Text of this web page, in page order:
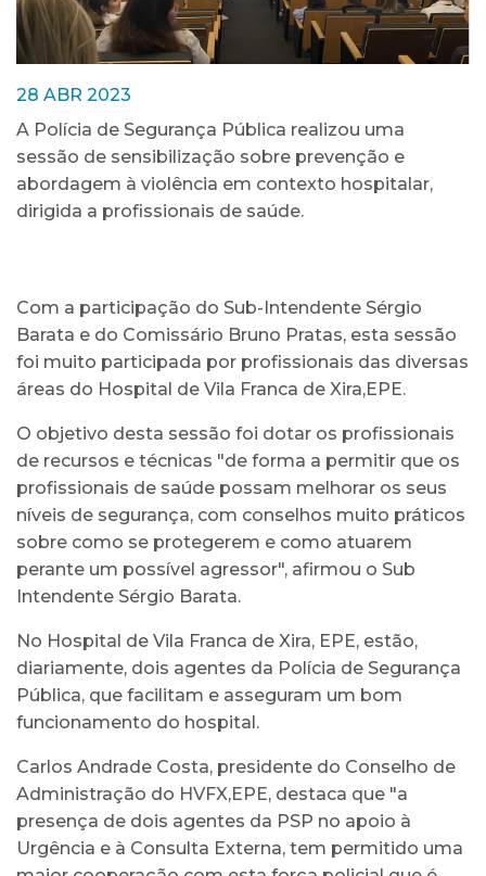
28 ABR 2023
A Polícia de Segurança Pública realizou uma
sessão de sensibilização sobre prevenção e
abordagem à violência em contexto hospitalar,
dirigida a profissionais de saúde.
Com a participação do Sub-Intendente Sérgio
Barata e do Comissário Bruno Pratas, esta sessão
foi muito participada por profissionais das diversas
áreas do Hospital de Vila Franca de Xira,EPE.
O objetivo desta sessão foi dotar os profissionais
de recursos e técnicas "de forma a permitir que os
profissionais de saúde possam melhorar os seus
níveis de segurança, com conselhos muito práticos
sobre como se protegerem e como atuarem
perante um possível agressor", afirmou o Sub
Intendente Sérgio Barata.
No Hospital de Vila Franca de Xira, EPE, estão,
diariamente, dois agentes da Polícia de Segurança
Pública, que facilitam e asseguram um bom
funcionamento do hospital.
Carlos Andrade Costa, presidente do Conselho de
Administração do HVFX,EPE, destaca que "a
presença de dois agentes da PSP no apoio à
Urgência e à Consulta Externa, tem permitido uma